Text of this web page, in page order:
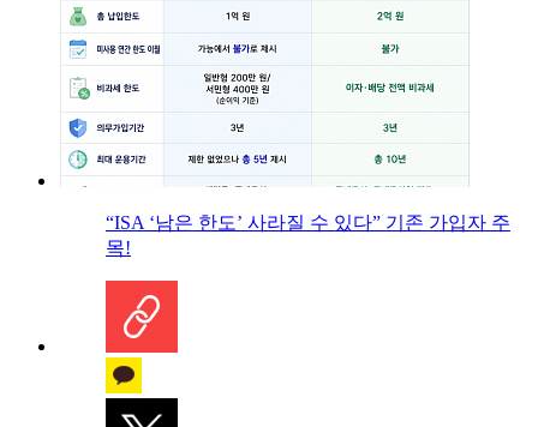
“ISA ‘남은 한도’ 사라질 수 있다” 기존 가입자 주
목!